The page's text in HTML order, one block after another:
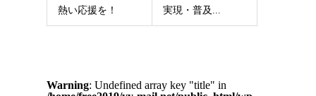
熱い応援を！
実現・普及...
Warning: Undefined array key "title" in